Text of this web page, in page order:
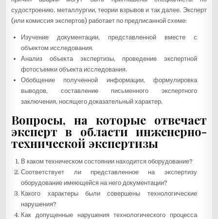
судостроению, металлургии, теории взрывов и так далее. Эксперт
(или комиссия экспертов) работает по предписанной схеме:
Изучение документации, представленной вместе с
объектом исследования.
Анализ объекта экспертизы, проведение экспертной
фотосъемки объекта исследования.
Обобщение полученной информации, формулировка
выводов, составление письменного экспертного
заключения, носящего доказательный характер.
Вопросы, на которые отвечает
эксперт в области инженерно-
технической экспертизы
В каком техническом состоянии находится оборудование?
Соответствует ли представленное на экспертизу
оборудование имеющейся на него документации?
Какого характеры были совершены технологические
нарушения?
Как допущенные нарушения технологического процесса